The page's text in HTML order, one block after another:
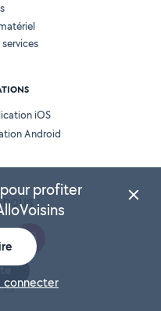
:
iOS
Android
profiter
connecter